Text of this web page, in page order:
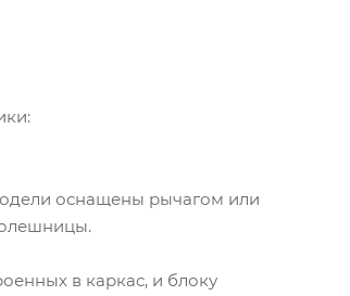
оснащены рычагом или
в каркас, и блоку